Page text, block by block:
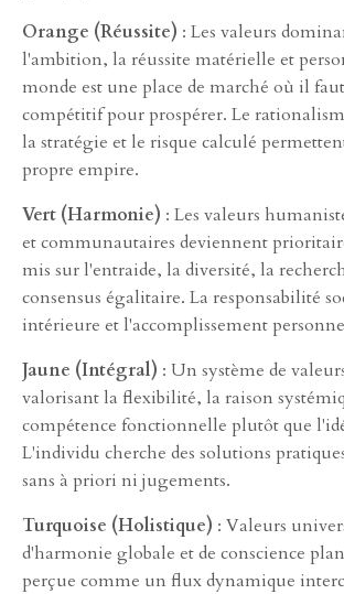
Orange (Réussite) : Les valeurs
l'ambition, la réussite matérielle et
monde est une place de marché où il
compétitif pour prospérer. Le
la stratégie et le risque calculé
propre empire.
Vert (Harmonie) : Les valeurs
et communautaires deviennent
mis sur l'entraide, la diversité, la
consensus égalitaire. La responsabilité
intérieure et l'accomplissement
Jaune (Intégral) : Un système de
valorisant la flexibilité, la raison
compétence fonctionnelle plutôt que
L'individu cherche des solutions
sans à priori ni jugements.
Turquoise (Holistique) : Valeurs
d'harmonie globale et de conscience
perçue comme un flux dynamique